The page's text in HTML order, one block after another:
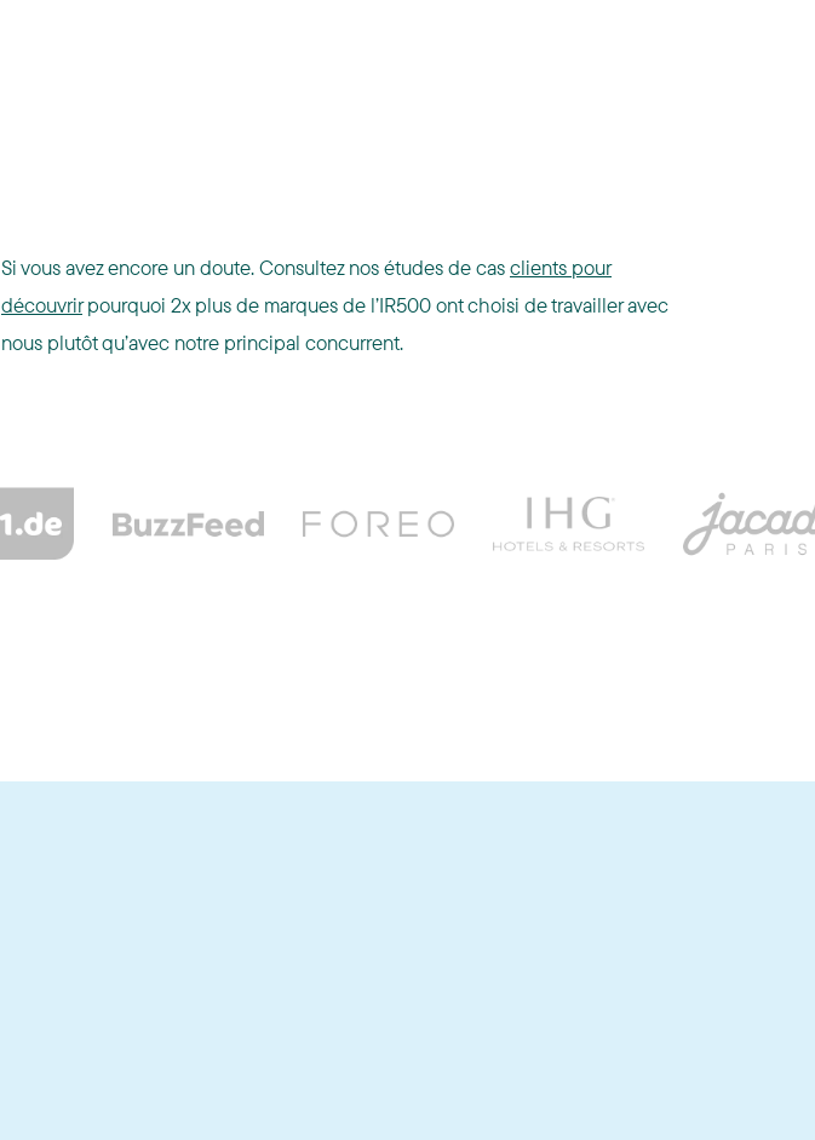
Si vous avez encore un doute. Consultez nos études de casclients pour
découvrirpourquoi 2x plus de marques de l’IR500 ont choisi de travailler avec
nous plutôt qu’avec notre principal concurrent.